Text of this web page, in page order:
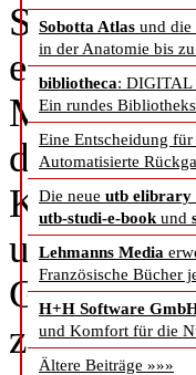
Sobotta Atlas und die
in der Anatomie bis
bibliotheca: DIGITAL
Ein rundes
Eine Entscheidung
Automatisierte
Die neue utb elibrary
utb-studi-e-book und
Lehmanns Media
Französische Bücher
H+H Software
und Komfort für die
Ältere Beiträge »»»
Source
dabei